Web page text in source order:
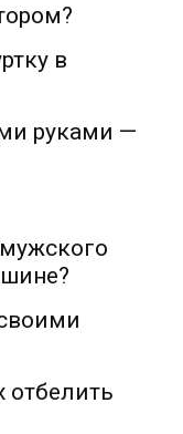
в
руками —